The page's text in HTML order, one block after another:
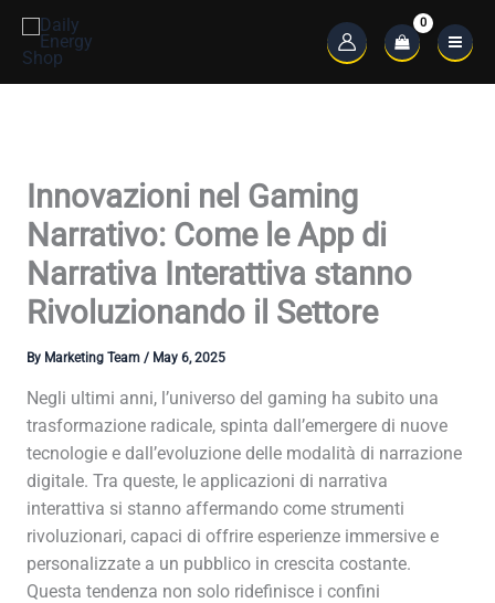
content
Main
Menu
Innovazioni nel Gaming
Narrativo: Come le App di
Narrativa Interattiva stanno
Rivoluzionando il Settore
By Marketing Team / May 6, 2025
Negli ultimi anni, l’universo del gaming ha subito una
trasformazione radicale, spinta dall’emergere di nuove
tecnologie e dall’evoluzione delle modalità di narrazione
digitale. Tra queste, le applicazioni di narrativa
interattiva si stanno affermando come strumenti
rivoluzionari, capaci di offrire esperienze immersive e
personalizzate a un pubblico in crescita costante.
Questa tendenza non solo ridefinisce i confini